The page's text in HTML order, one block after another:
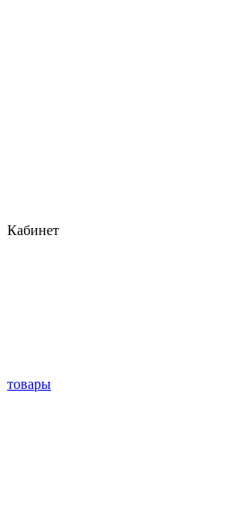
Кабинет
товары